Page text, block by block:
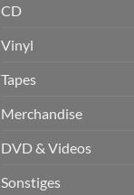
CD
Vinyl
Tapes
Merchandise
DVD & Videos
Sonstiges